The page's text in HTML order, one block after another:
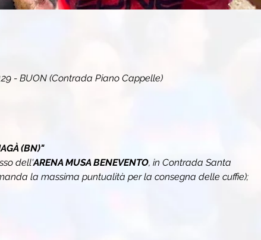
- BUON (Contrada Piano Cappelle)
(BN)"
dell'ARENA MUSA BENEVENTO, in Contrada Santa
la massima puntualità per la consegna delle cuffie);